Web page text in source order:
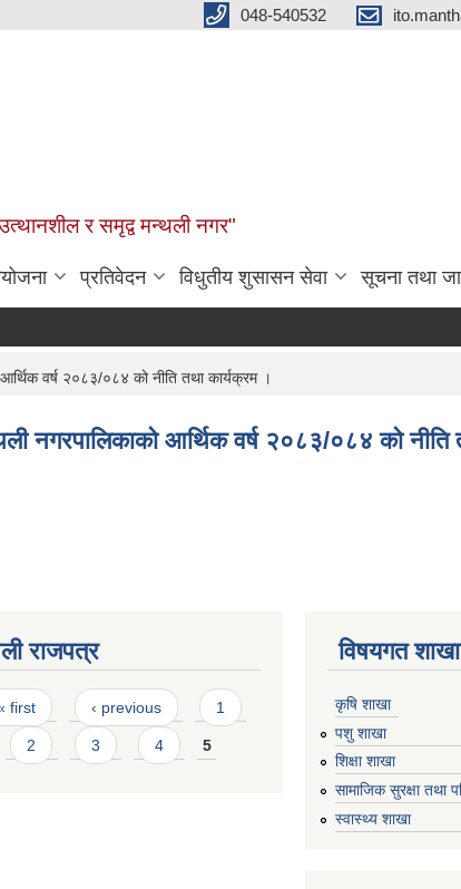
048-540532
र समृद्व मन्थली नगर"
प्रतिवेदन विधुतीय शुसासन सेवा सूचना तथा
वर्ष २०८३/०८४ को नीति तथा कार्यक्रम ।
नगरपालिकाको आर्थिक वर्ष २०८३/०८४ को नीति
राजपत्र
first ‹ previous 1
2 3 4 5
विषयगत
कृषि शाखा
पशु शाखा
शिक्षा शाखा
सामाजिक सुरक्षा तथा
स्वास्थ्य शाखा